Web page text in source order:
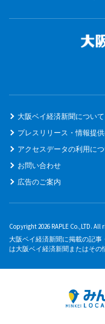
大阪ベイ経済新聞について
プレスリリース・情報提
アクセスデータの利用に
お問い合わせ
広告のご案内
Copyright 2026 RAPLE Co.,LTD. All
大阪ベイ経済新聞に掲載の記
は大阪ベイ経済新聞またはその